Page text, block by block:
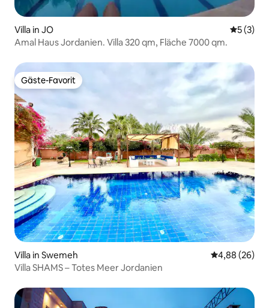
Villa in JO
5 (3)
Amal Haus Jordanien. Villa 320 qm, Fläche 7000 qm.
Gäste-Favorit
Gäste-Favorit
Villa in Swemeh
4,88 (26)
Villa SHAMS – Totes Meer Jordanien